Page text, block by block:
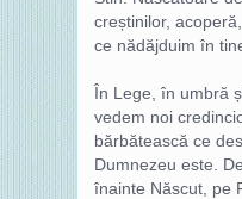
creștinilor,
ce nădăjduim în
În Lege, în umbră
vedem noi
bărbătească ce
Dumnezeu este.
înainte Născut, pe